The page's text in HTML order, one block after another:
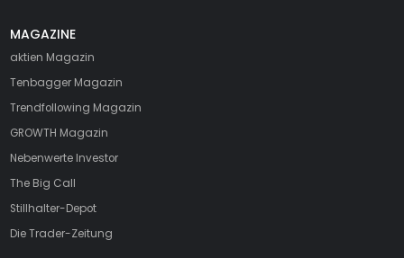
MAGAZINE
aktien Magazin
Tenbagger Magazin
Trendfollowing Magazin
GROWTH Magazin
Nebenwerte Investor
The Big Call
Stillhalter-Depot
Die Trader-Zeitung